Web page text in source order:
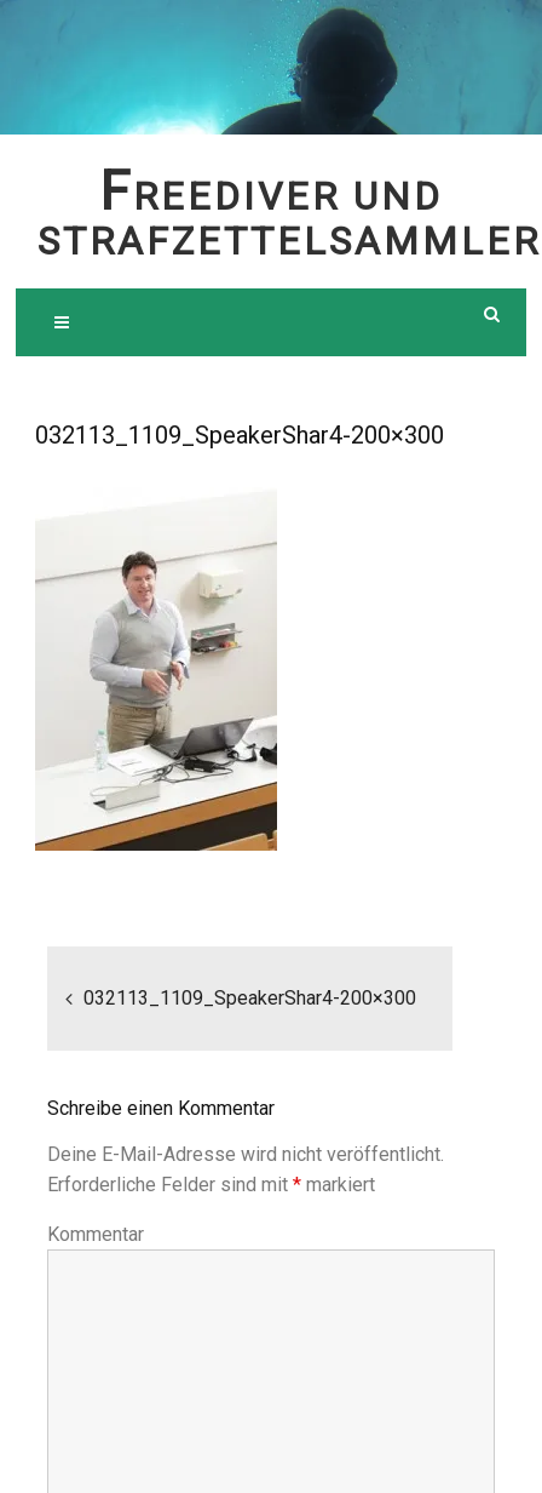
FREEDIVER UND
STRAFZETTELSAMMLER
032113_1109_SpeakerShar4-200×300
032113_1109_SpeakerShar4-200×300
Schreibe einen Kommentar
Deine E-Mail-Adresse wird nicht veröffentlicht.
Erforderliche Felder sind mit * markiert
Kommentar